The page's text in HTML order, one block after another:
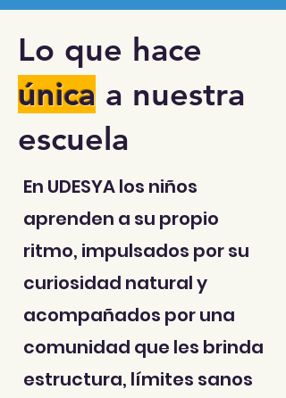
Lo que hace
única a nuestra
escuela
En UDESYA los niños
aprenden a su propio
ritmo, impulsados por su
curiosidad natural y
acompañados por una
comunidad que les brinda
estructura, límites sanos